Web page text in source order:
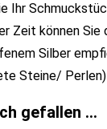
Ihr
Zeit können
Silber
Steine/
gefallen …